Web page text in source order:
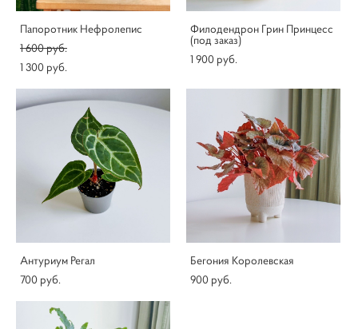
Папоротник Нефролепис
1 600 pуб.
1 300 pуб.
Филодендрон Грин Принцесс
(под заказ)
1 900 pуб.
Антуриум Регал
700 pуб.
Бегония Королевская
900 pуб.